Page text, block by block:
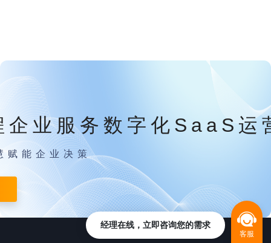
企业服务数字化SaaS运
赋能企业决策
客服
经理在线，立即咨询您的需求